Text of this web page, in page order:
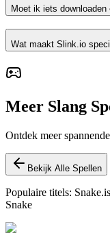
Moet ik iets
Wat maakt Slink.io
Meer Slang
Ontdek meer
Bekijk Alle Spellen
Populaire titels:
Snake